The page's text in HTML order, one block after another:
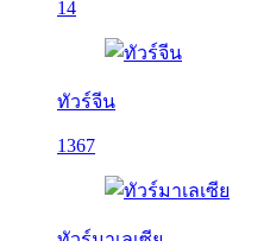
14
ทัวร์จีน
1367